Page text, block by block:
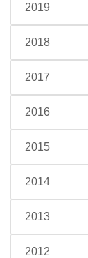
2019
2018
2017
2016
2015
2014
2013
2012